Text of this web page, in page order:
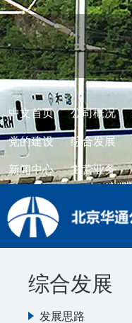
中文首页 公司概况
党的建设 综合发展
新闻中心 主营业务
综合发展
发展思路